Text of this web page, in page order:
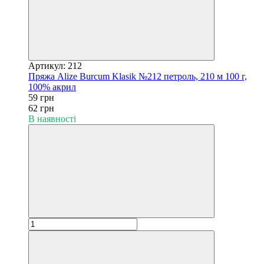
Артикул: 212
Пряжа Alize Burcum Klasik №212 петроль, 210 м 100 г,
100% акрил
59 грн
62 грн
В наявності